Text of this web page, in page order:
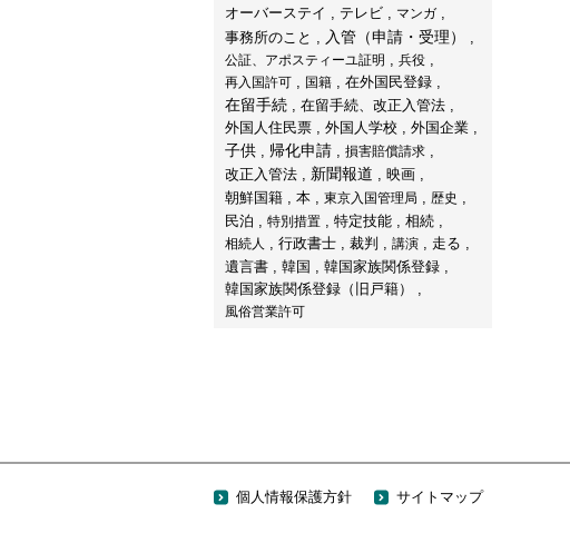
オーバーステイ テレビ マンガ
事務所のこと 入管（申請・受理）
公証、アポスティーユ証明
兵役
再入国許可
国籍 在外国民登録
在留手続 在留手続、改正入管法
外国人住民票 外国人学校 外国企業
子供 帰化申請 損害賠償請求
改正入管法 新聞報道
映画
朝鮮国籍
本 東京入国管理局
歴史
民泊
特別措置 特定技能 相続
相続人 行政書士 裁判 講演 走る
遺言書 韓国
韓国家族関係登録
韓国家族関係登録（旧戸籍）
風俗営業許可
個人情報保護方針 サイトマップ